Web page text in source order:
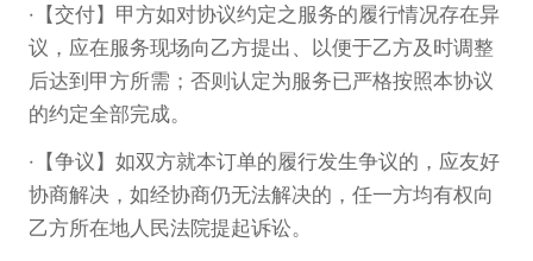
【交付】甲方如对协议约定之服务的履行情况存在异
议，应在服务现场向乙方提出、以便于乙方及时调整
后达到甲方所需；否则认定为服务已严格按照本协议
的约定全部完成。
【争议】如双方就本订单的履行发生争议的，应友好
协商解决，如经协商仍无法解决的，任一方均有权向
乙方所在地人民法院提起诉讼。